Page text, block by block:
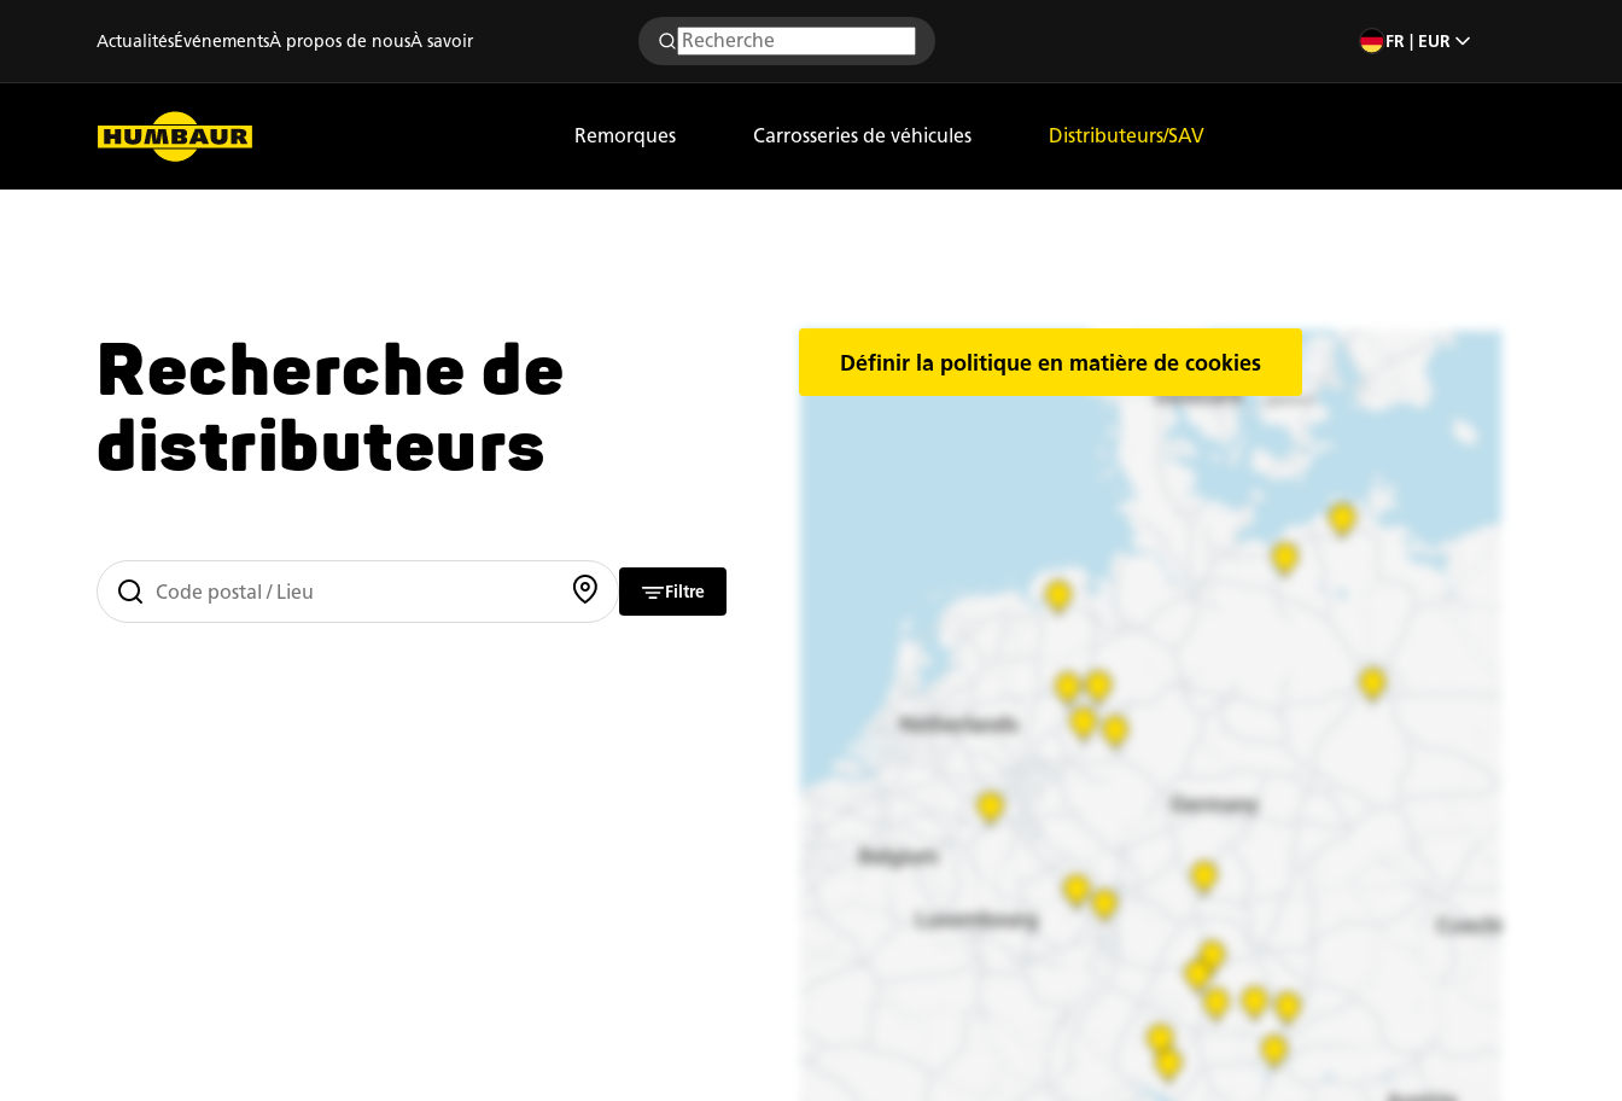
ActualitésÉvénementsÀ propos de nousÀ savoir FR | EUR
Remorques Carrosseries de véhicules Distributeurs/SAV
Recherche de
distributeurs
Filtre
Définir la politique en matière de cookies